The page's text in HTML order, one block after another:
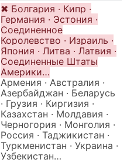
✖ Болгария · Кипр ·
Германия · Эстония ·
Соединенное
Королевство · Израиль ·
Япония · Литва · Латвия ·
Соединенные Штаты
Америки…
Армения · Австралия ·
Азербайджан · Беларусь
· Грузия · Киргизия ·
Казахстан · Молдавия ·
Черногория · Монголия ·
Россия · Таджикистан ·
Туркменистан · Украина ·
Узбекистан…